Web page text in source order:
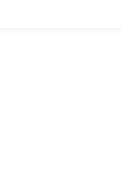
toute sécurité.
en avez besoin.